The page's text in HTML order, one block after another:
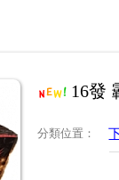
16發
分類位置 ：